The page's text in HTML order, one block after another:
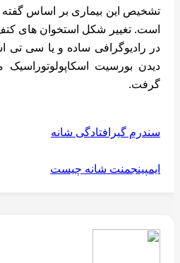
تشخیص این بیماری بر اساس گفته
است. تغییر شکل استخوان های
در رادیوگرافی ساده و یا سی تی
دیدن بورسیت
گرفت.
سندرم گیرافتادگی شانه
ایمپینجمنت شانه چیست